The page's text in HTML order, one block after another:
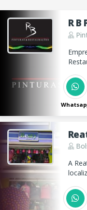
R B
A